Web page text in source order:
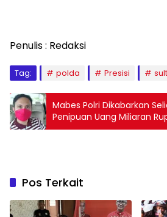
Penulis : Redaksi
Tag: polda Presisi
Mabes Polri Dikabarkan
Penipuan Uang Miliaran
Ditangani Polda Sultra
Pos Terkait